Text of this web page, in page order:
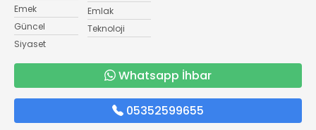
Emek
Güncel
Siyaset
Emlak
Teknoloji
Whatsapp İhbar
05352599655